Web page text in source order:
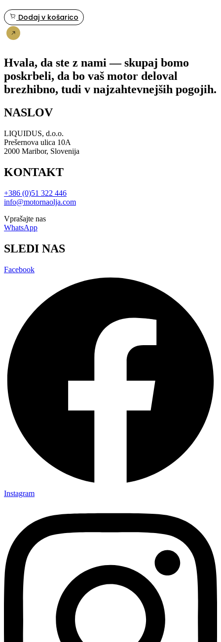
Dodaj v košarico
Hvala, da ste z nami — skupaj bomo
poskrbeli, da bo vaš motor deloval
brezhibno, tudi v najzahtevnejših pogojih.
NASLOV
LIQUIDUS, d.o.o.
Prešernova ulica 10A
2000 Maribor, Slovenija
KONTAKT
+386 (0)51 322 446
info@motornaolja.com
Vprašajte nas
WhatsApp
SLEDI NAS
Facebook
Instagram